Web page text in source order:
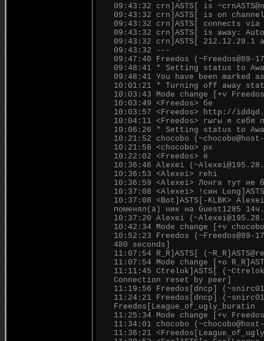
09:43:32 crn]ASTS[ is
09:43:32 crn]ASTS[ is on
09:43:32 crn]ASTS[ connects
09:43:32 crn]ASTS[ is away:
09:43:32 crn]ASTS[
09:43:32 ---
09:47:40 Freedos
09:48:41 * Setting status to
09:48:41 You have been marked
10:01:21 * Turning off away
10:03:43 Mode change [+v
10:03:49 <Freedos> бе
10:03:57 <Freedos> http://
10:04:11 <Freedos> гыгы я себя
10:06:26 * Setting status to
10:21:52 chocobo
10:21:58 <chocobo> рх
10:22:02 <Freedos> ё
10:36:46 Alexei
10:36:53 <Alexei> rehi
10:36:59 <Alexei> Лонга тут не
10:37:08 <Alexei> !син
10:37:08 <Bot]ASTS[-KLBK>
поменял(а) ник на Guest1285
10:37:20 Alexei
10:42:34 Mode change [+v
10:52:23 Freedos
480 seconds]
11:07:54 R_R]ASTS[
11:07:54 Mode change [+o
11:11:45 Ctrelok]ASTS[
Connection reset by peer]
11:19:56 Freedos[dncp]
11:24:21 Freedos[dncp]
Freedos[League_of_ugly_buratin
11:25:34 Mode change [+v
11:34:01 chocobo
11:36:21